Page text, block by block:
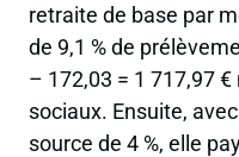
retraite de base par
de 9,1 % de
– 172,03 = 1 717,97
sociaux. Ensuite,
source de 4 %, elle